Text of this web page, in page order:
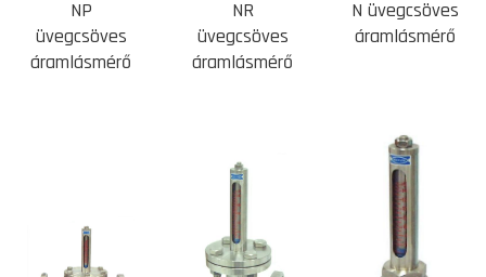
NP
üvegcsöves
áramlásmérő
NR
üvegcsöves
áramlásmérő
N üvegcsöves
áramlásmérő